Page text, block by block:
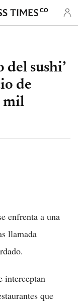
CO
del sushi’
de
mil
enfrenta a una
llamada
interceptan
que